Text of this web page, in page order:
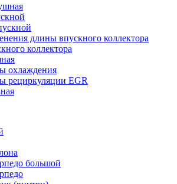
длины впускного коллектора
коллектора
охлаждения
рециркуляции EGR
большой